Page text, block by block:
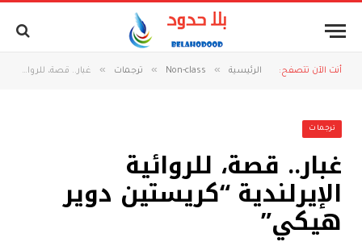
أنت الآن تتصفح: الرئيسية »
Non-class
» ترجمات » غبار.. قصة، للروائية الإيرلندية “كريستين دوير هيكي”
ترجمات
غبار.. قصة، للروائية
الإيرلندية “كريستين دوير
هيكي”